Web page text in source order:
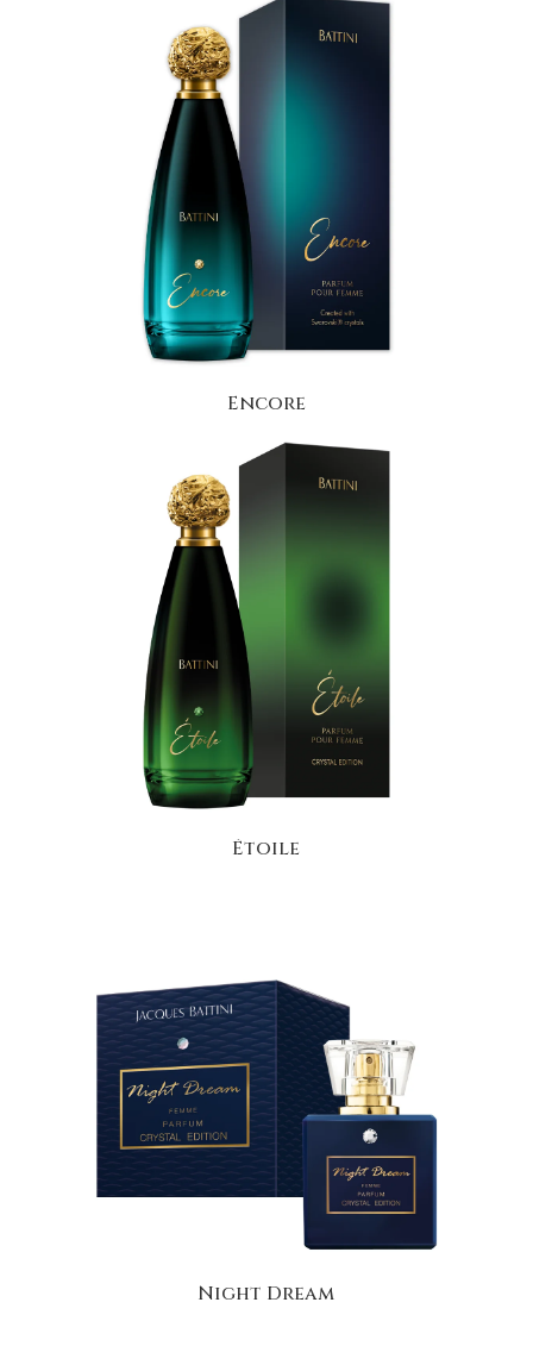
Encore
Étoile
Night Dream